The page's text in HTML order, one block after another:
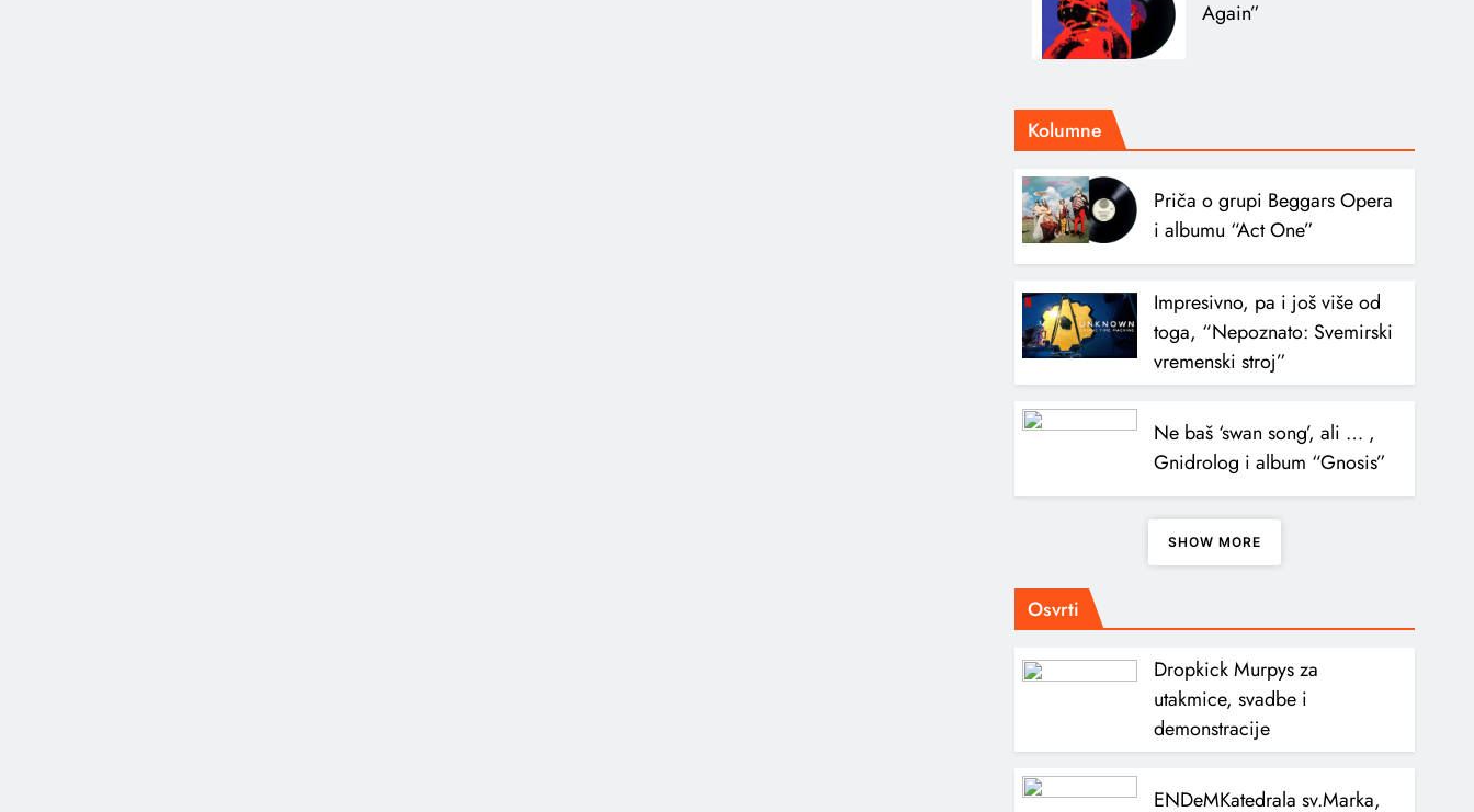
Again”
Kolumne
Priča o grupi Beggars Opera
i albumu “Act One”
Impresivno, pa i još više od
toga, “Nepoznato: Svemirski
vremenski stroj”
Ne baš ‘swan song’, ali … ,
Gnidrolog i album “Gnosis”
SHOW MORE
Osvrti
Dropkick Murpys za
utakmice, svadbe i
demonstracije
ENDeMKatedrala sv.Marka,